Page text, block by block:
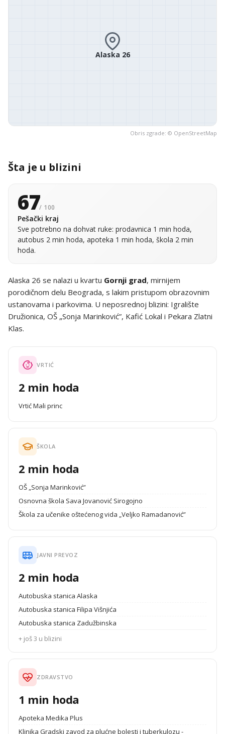
Alaska 26
Obris zgrade: © OpenStreetMap
Šta je u blizini
67/ 100
Pešački kraj
Sve potrebno na dohvat ruke: prodavnica 1 min hoda,
autobus 2 min hoda, apoteka 1 min hoda, škola 2 min
hoda.
Alaska 26 se nalazi u kvartu Gornji grad, mirnijem
porodičnom delu Beograda, s lakim pristupom obrazovnim
ustanovama i parkovima. U neposrednoj blizini: Igralište
Družionica, OŠ „Sonja Marinković”, Kafić Lokal i Pekara Zlatni
Klas.
VRTIĆ
2 min hoda
Vrtić Mali princ
ŠKOLA
2 min hoda
OŠ „Sonja Marinković”
Osnovna škola Sava Jovanović Sirogojno
Škola za učenike oštećenog vida „Veljko Ramadanović”
JAVNI PREVOZ
2 min hoda
Autobuska stanica Alaska
Autobuska stanica Filipa Višnjića
Autobuska stanica Zadužbinska
+ još 3 u blizini
ZDRAVSTVO
1 min hoda
Apoteka Medika Plus
Klinika Gradski zavod za plućne bolesti i tuberkulozu -